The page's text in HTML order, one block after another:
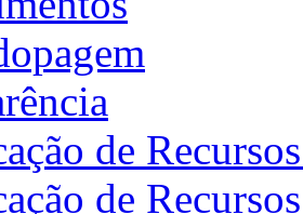
de
de